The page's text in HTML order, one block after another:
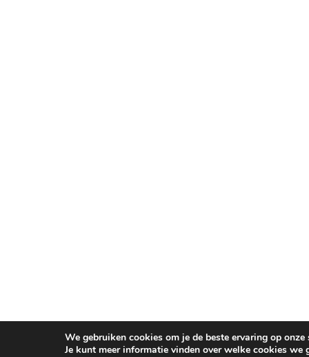
We gebruiken cookies om je de beste ervaring op onze
Je kunt meer informatie vinden over welke cookies